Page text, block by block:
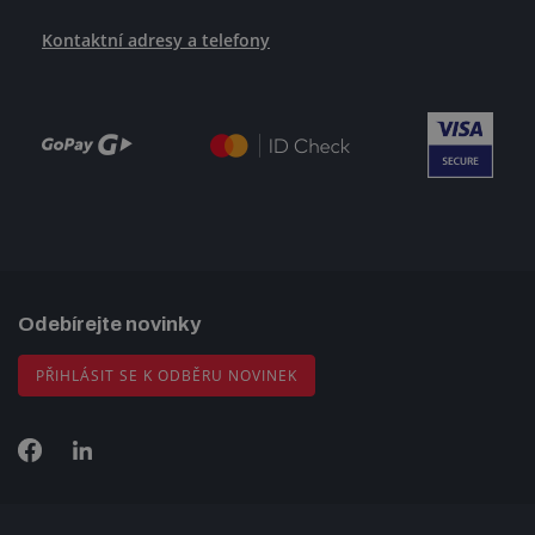
Kontaktní adresy a telefony
Odebírejte novinky
PŘIHLÁSIT SE K ODBĚRU NOVINEK